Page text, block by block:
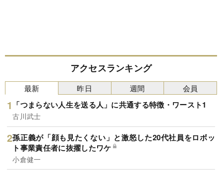
アクセスランキング
最新
「つまらない人生を送る人」に共通する特徴・ワースト1
古川武士
孫正義が「顔も見たくない」と激怒した20代社員をロボッ
ト事業責任者に抜擢したワケ
小倉健一
昨日 週間 会員